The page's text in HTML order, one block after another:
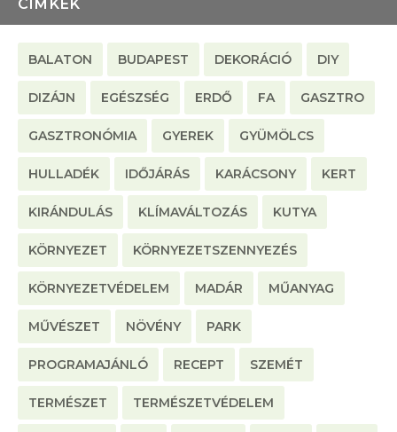
CÍMKÉK
BALATON BUDAPEST DEKORÁCIÓ DIY
DIZÁJN EGÉSZSÉG ERDŐ FA GASZTRO
GASZTRONÓMIA GYEREK GYÜMÖLCS
HULLADÉK IDŐJÁRÁS KARÁCSONY KERT
KIRÁNDULÁS KLÍMAVÁLTOZÁS KUTYA
KÖRNYEZET KÖRNYEZETSZENNYEZÉS
KÖRNYEZETVÉDELEM MADÁR MŰANYAG
MŰVÉSZET NÖVÉNY PARK
PROGRAMAJÁNLÓ RECEPT SZEMÉT
TERMÉSZET TERMÉSZETVÉDELEM